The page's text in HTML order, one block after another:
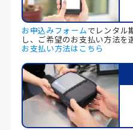
お申込みフォームでレンタル
し、ご希望のお支払い方法を
お支払い方法はこちら